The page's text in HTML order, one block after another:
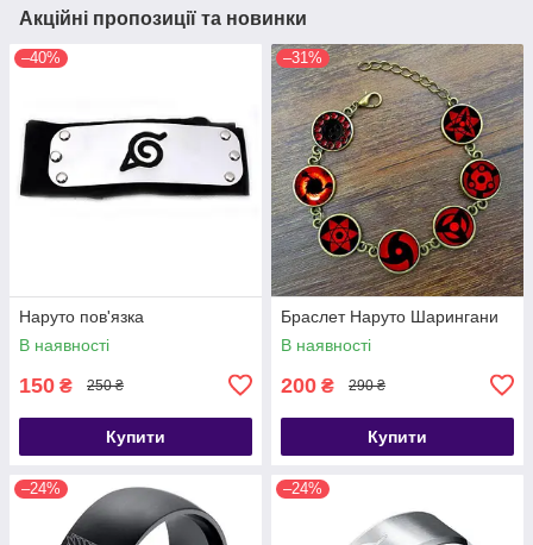
Акційні пропозиції та новинки
–40%
Наруто пов'язка
В наявності
150 ₴ 250 ₴
Купити
–31%
Браслет Наруто Шарингани
В наявності
200 ₴ 290 ₴
Купити
–24% –24%